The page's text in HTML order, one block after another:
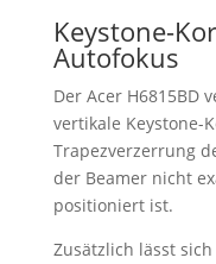
Keystone-
Autofokus
Der Acer H6815BD
vertikale Keystone-
Trapezverzerrung
der Beamer nicht
positioniert ist.
Zusätzlich lässt